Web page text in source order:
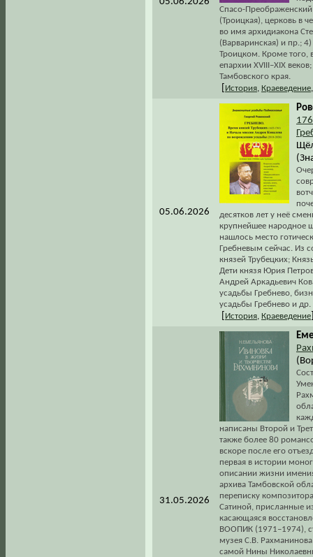
Спасо-
(Троицкая), церковь в
во имя архидиакона
(Варваринская) и пр.;
Троицком. Кроме того,
епархии XVIII–XIX
Тамбовского края.
История Краеведение
05.06.2026
десятков лет у неё
крупнейшее народное
нашлось место
Гребневым сейчас. Из
князей Трубецких;
Дети князя Юрия
Андрей Аркадьевич
усадьбы Гребнево,
усадьбы Гребнево и др.
История Краеведение
31.05.2026
написаны Второй и
также более 80
вскоре после его
первая в истории
описании жизни
архива Тамбовской
переписку
Сатиной, присланные
касающаяся
ВООПИК (1971–1974),
музея С.В.
самой Нины